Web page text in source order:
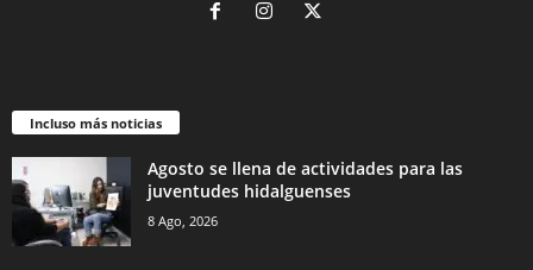
Incluso más noticias
Agosto se llena de actividades para las
juventudes hidalguenses
8 Ago, 2026